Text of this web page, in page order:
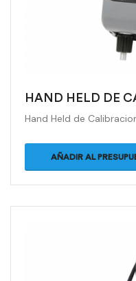
HAND HELD DE
Hand Held de
AÑADIR AL